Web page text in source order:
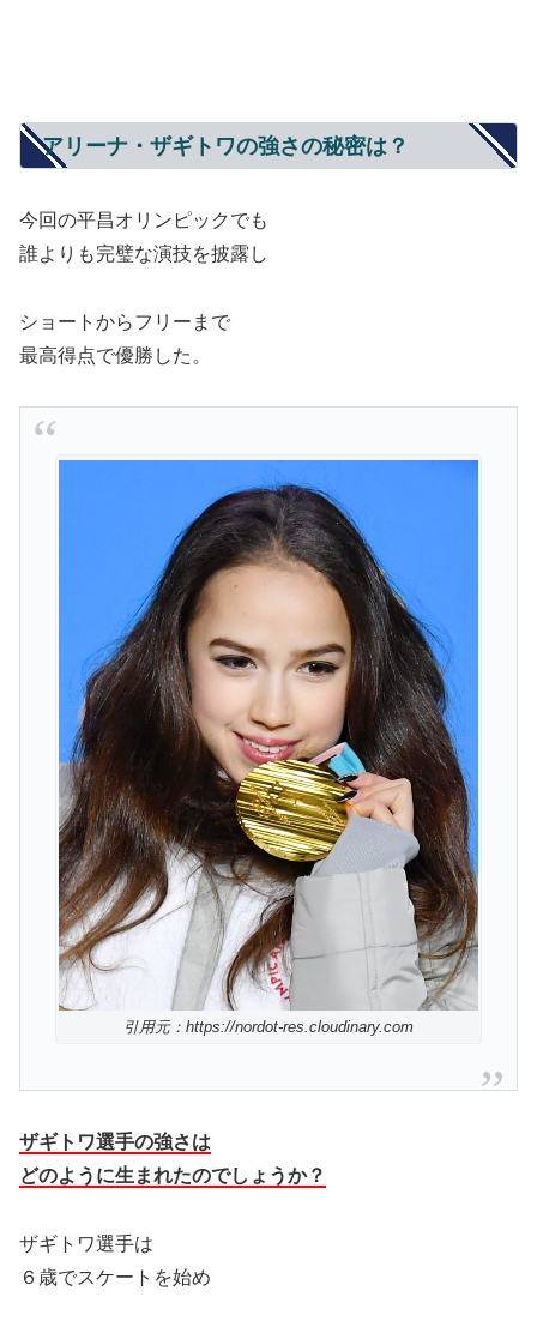
アリーナ・ザギトワの強さの秘密は？
今回の平昌オリンピックでも
誰よりも完璧な演技を披露し
ショートからフリーまで
最高得点で優勝した。
引用元：https://nordot-res.cloudinary.com
ザギトワ選手の強さは
どのように生まれたのでしょうか？
ザギトワ選手は
６歳でスケートを始め